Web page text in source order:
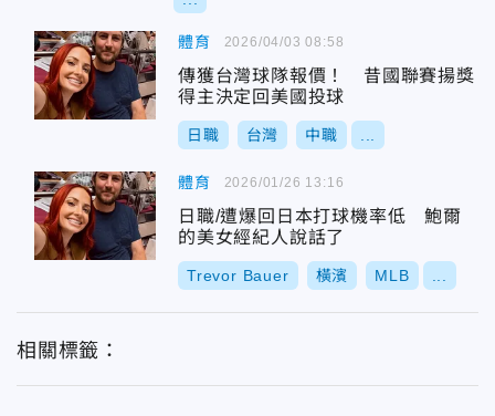
體育
傳獲台灣球隊報價！ 昔國聯賽揚獎
得主決定回美國投球
日職 台灣 中職
2026/04/03 08:58
體育
日職/遭爆回日本打球機率低 鮑爾
的美女經紀人說話了
Trevor Bauer 橫濱 MLB
2026/01/26 13:16
相關標籤：